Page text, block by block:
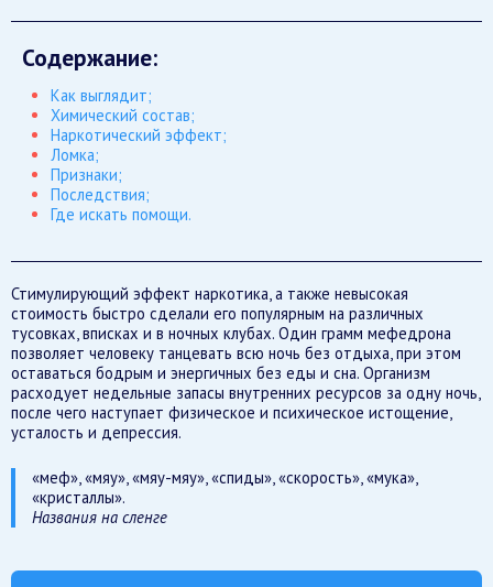
Содержание:
Как выглядит;
Химический состав;
Наркотический эффект;
Ломка;
Признаки;
Последствия;
Где искать помощи.
Стимулирующий эффект наркотика, а также невысокая
стоимость быстро сделали его популярным на различных
тусовках, вписках и в ночных клубах. Один грамм мефедрона
позволяет человеку танцевать всю ночь без отдыха, при этом
оставаться бодрым и энергичных без еды и сна. Организм
расходует недельные запасы внутренних ресурсов за одну ночь,
после чего наступает физическое и психическое истощение,
усталость и депрессия.
«меф», «мяу», «мяу-мяу», «спиды», «скорость», «мука»,
«кристаллы».
Названия на сленге